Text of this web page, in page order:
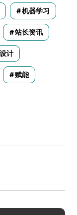
机器学习
站长资讯
计
赋能